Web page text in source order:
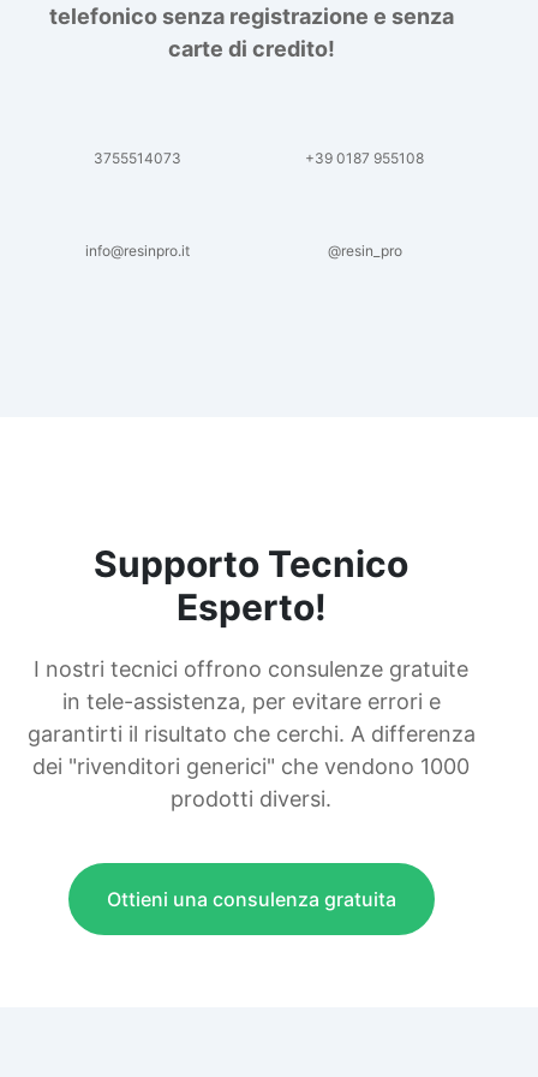
telefonico senza registrazione e senza
carte di credito!
3755514073 +39 0187 955108
info@resinpro.it @resin_pro
Supporto Tecnico
Esperto!
I nostri tecnici offrono consulenze gratuite
in tele-assistenza, per evitare errori e
garantirti il risultato che cerchi. A differenza
dei "rivenditori generici" che vendono 1000
prodotti diversi.
Ottieni una consulenza gratuita